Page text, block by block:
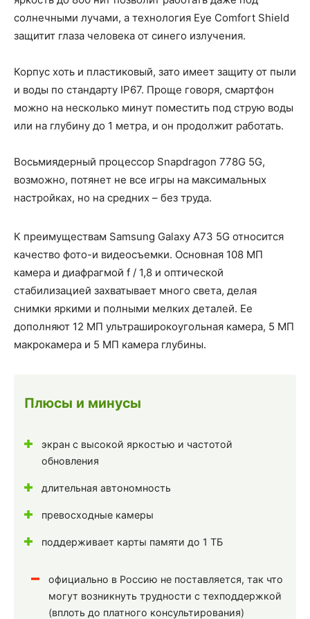
солнечными лучами, а технология Eye Comfort Shield
защитит глаза человека от синего излучения.
Корпус хоть и пластиковый, зато имеет защиту от пыли
и воды по стандарту IP67. Проще говоря, смартфон
можно на несколько минут поместить под струю воды
или на глубину до 1 метра, и он продолжит работать.
Восьмиядерный процессор Snapdragon 778G 5G,
возможно, потянет не все игры на максимальных
настройках, но на средних – без труда.
К преимуществам Samsung Galaxy A73 5G относится
качество фото-и видеосъемки. Основная 108 МП
камера и диафрагмой f / 1,8 и оптической
стабилизацией захватывает много света, делая
снимки яркими и полными мелких деталей. Ее
дополняют 12 МП ультраширокоугольная камера, 5 МП
макрокамера и 5 МП камера глубины.
Плюсы и минусы
экран с высокой яркостью и частотой
обновления
длительная автономность
превосходные камеры
поддерживает карты памяти до 1 ТБ
официально в Россию не поставляется, так что
могут возникнуть трудности с техподдержкой
(вплоть до платного консультирования)